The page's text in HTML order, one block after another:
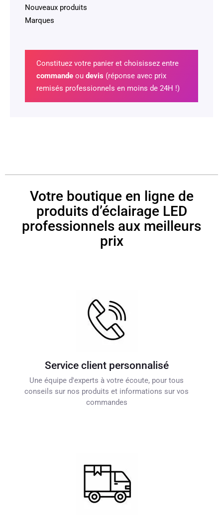
Nouveaux produits
Marques
Constituez votre panier et choisissez entre
commandeou devis (réponse avec prix
remisés professionnels en moins de 24H !)
Votre boutique en ligne de
produits d’éclairage LED
professionnels aux meilleurs
prix
Service client personnalisé
Une équipe d'experts à votre écoute, pour tous
conseils sur nos produits et informations sur vos
commandes